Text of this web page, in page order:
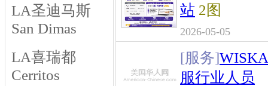
LA圣迪马斯
San Dimas
LA喜瑞都
Cerritos
站 2图
2026-05-05
[服务]
服行业人员